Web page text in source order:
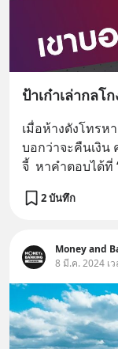
ป้าเก๋าเล่ากลโ
เมื่อห้างดังโทรห
บอกว่าจะคืนเงิน
จี้  หาคำตอบได้ที่
2 บันทึก
Money and
8 มี.ค. 2024 เ